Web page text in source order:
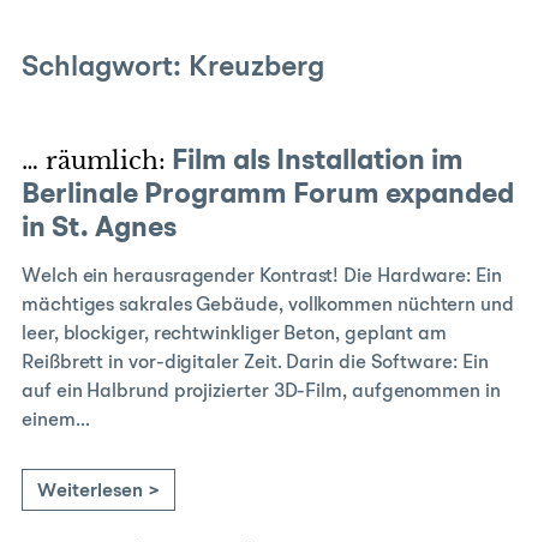
Schlagwort: Kreuzberg
… räumlich: Film als Installation im
Berlinale Programm Forum expanded
in St. Agnes
Welch ein herausragender Kontrast! Die Hardware: Ein
mächtiges sakrales Gebäude, vollkommen nüchtern und
leer, blockiger, rechtwinkliger Beton, geplant am
Reißbrett in vor-digitaler Zeit. Darin die Software: Ein
auf ein Halbrund projizierter 3D-Film, aufgenommen in
einem…
Weiterlesen >